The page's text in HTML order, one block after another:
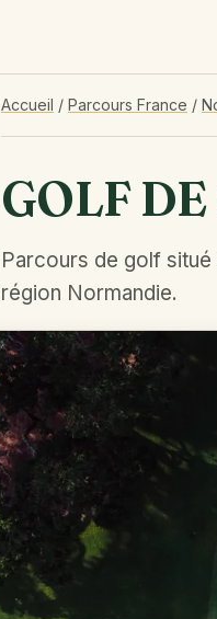
Accueil / Parcours France /
GOLF
Parcours de golf
région Normandie.